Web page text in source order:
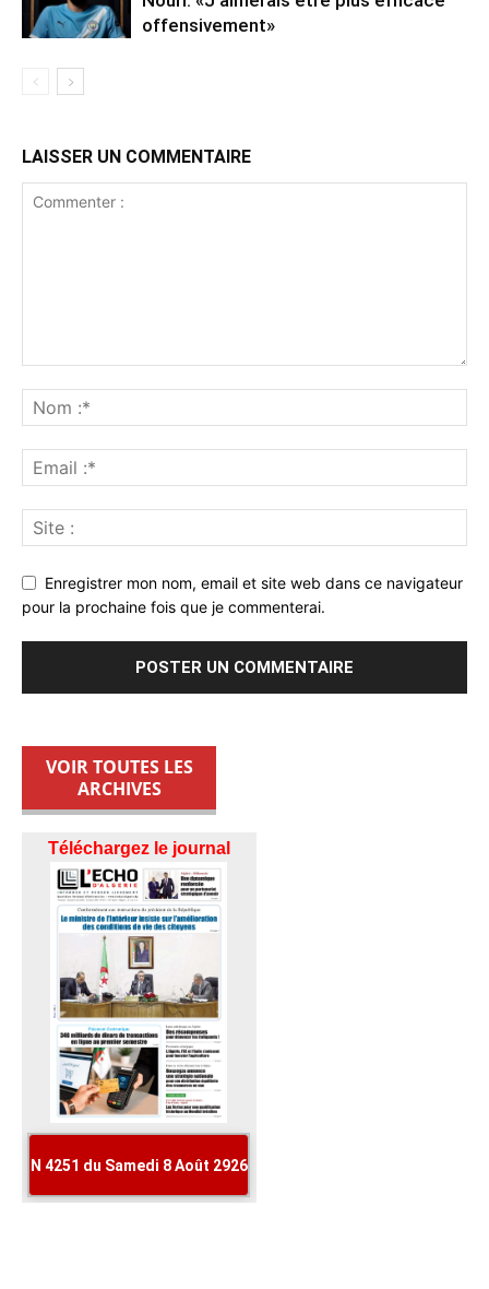
offensivement»
LAISSER UN COMMENTAIRE
Enregistrer mon nom, email et site web dans ce navigateur
pour la prochaine fois que je commenterai.
VOIR TOUTES LES
ARCHIVES